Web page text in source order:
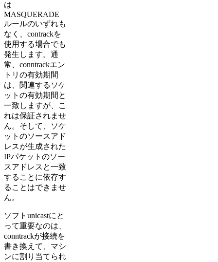
は
MASQUERADE
ルールのいずれも
なく、contrackを
使用する場合でも
発生します。通
常、conntrackエン
トリの有効期間
は、関連するソケ
ットの有効期間と
一致しますが、こ
れは保証されませ
ん。そして、ソケ
ットのソースアド
レスが生成された
IPパケットのソー
スアドレスと一致
することに依存す
ることはできませ
ん。
ソフトunicastにと
って重要なのは、
conntrackが接続を
書き換えて、マシ
ンに割り当てられ